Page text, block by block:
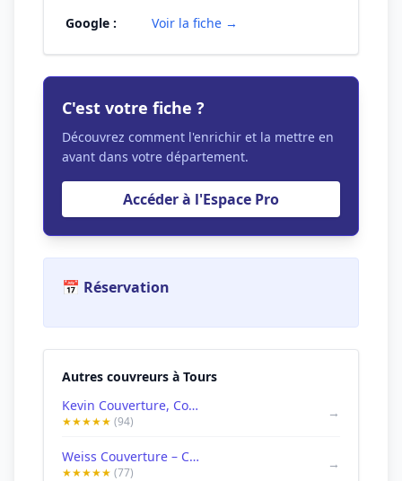
Google : Voir la fiche →
C'est votre fiche ?
Découvrez comment l'enrichir et la mettre en
avant dans votre département.
Accéder à l'Espace Pro
📅 Réservation
Autres couvreurs à Tours
Kevin Couverture, Couvreur Tours
★★★★★ (94)
→
Weiss Couverture – Couvreur à Tours | Urgence, Rénovation & Nettoyage de Toiture
★★★★★ (77)
→